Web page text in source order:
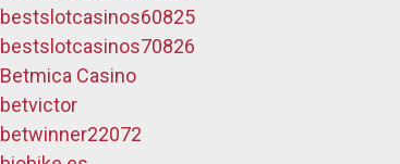
bestslotcasinos60825
bestslotcasinos70826
Betmica Casino
betvictor
betwinner22072